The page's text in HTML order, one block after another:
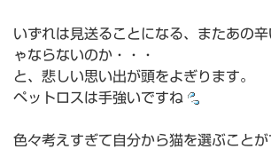
いずれは見送ることになる、またあの
ゃならないのか・・・
と、悲しい思い出が頭をよぎります。
ペットロスは手強いですね
色々考えすぎて自分から猫を選ぶことが